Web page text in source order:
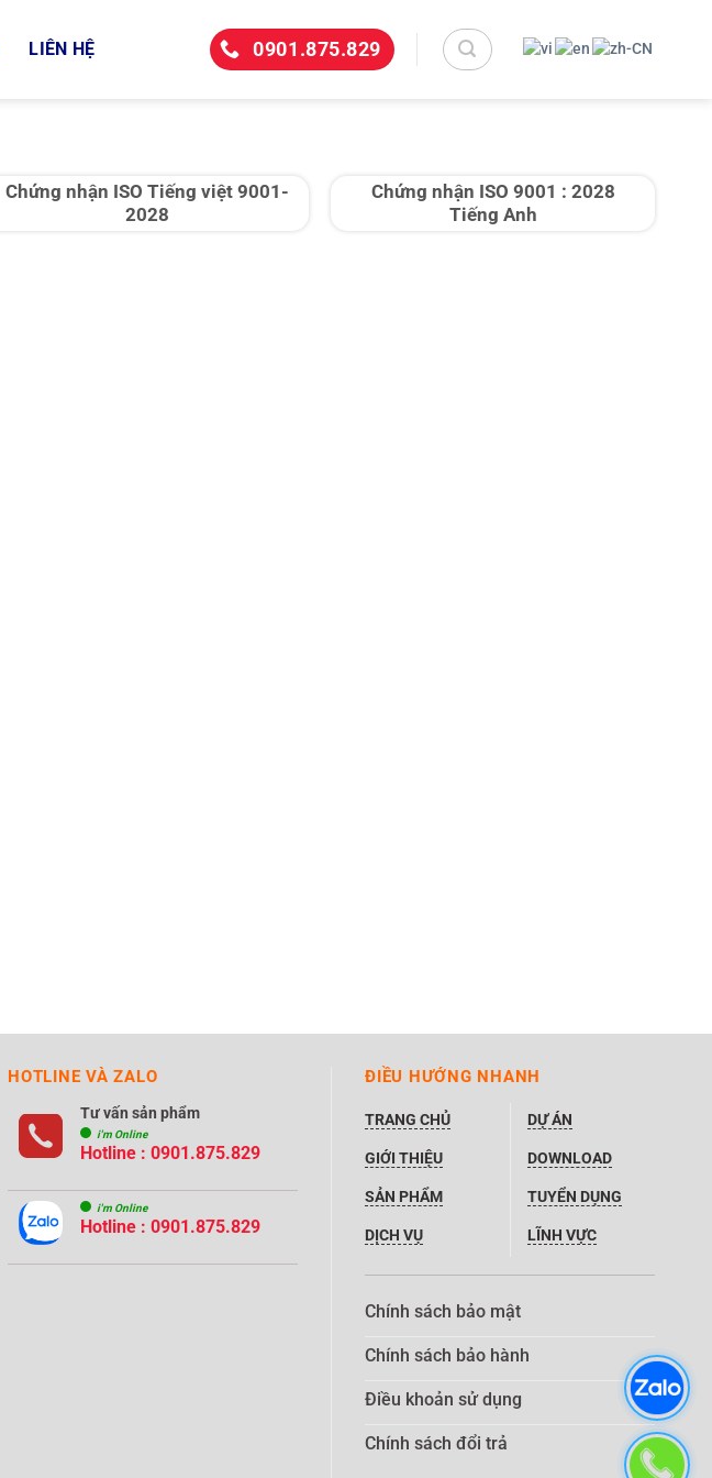
LIÊN HỆ 0901.875.829
Chứng nhận ISO Tiếng việt 9001-
2028
Chứng nhận ISO 9001 : 2028
Tiếng Anh
HOTLINE VÀ ZALO
Tư vấn sản phẩm
i'm Online
Hotline : 0901.875.829
i'm Online
Hotline : 0901.875.829
ĐIỀU HƯỚNG NHANH
TRANG CHỦ
GIỚI THIỆU
SẢN PHẨM
DỊCH VỤ
DỰ ÁN
DOWNLOAD
TUYỂN DỤNG
LĨNH VỰC
Chính sách bảo mật
Chính sách bảo hành
Điều khoản sử dụng
Chính sách đổi trả